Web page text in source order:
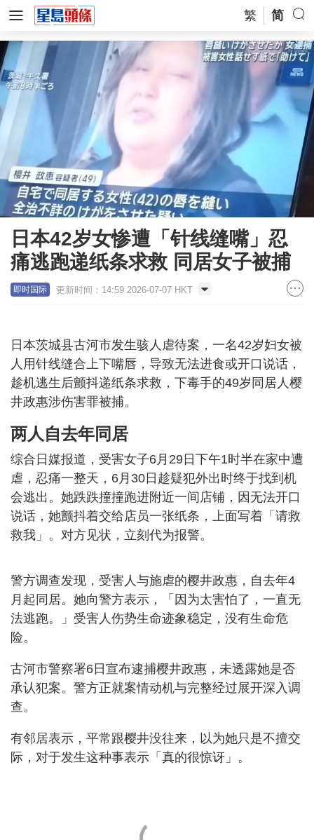
繁 简
日本42岁女惨遭「针线缝嘴」忍
痛逃跑递纸条求救 同居女子被捕
即时国际 更新时间：14:59 2026-07-07 HKT
日本茨城县古河市发生骇人虐待案，一名42岁妇女被
人用针线缝合上下嘴唇，导致无法进食或开口说话，
趁机逃生后颤抖递纸条求救，下毒手的49岁同居人樱
井政惠涉伤害罪被捕。
两人自去年同居
综合日媒报道，受害女子6月29日下午1时半在家中遭
虐，忍痛一整天，6月30日趁疑犯外出时终于找到机
会逃出。她跌跌撞撞跑进附近一间店铺，因无法开口
说话，她颤抖着交给店员一张纸条，上面写着「请救
救我」。对方见状，立刻代为报警。
警方调查发现，受害人与施虐的樱井政惠，自去年4
月起同居。她向警方表示，「因为太害怕了，一直无
法逃跑。」受害人伤势生命迹象稳定，没有生命危
险。
古河市警察署6日宣布逮捕樱井政惠，未透露她是否
承认犯案。警方正就案情动机与完整经过展开深入调
查。
有邻居表示，平常跟樱井没往来，以为她只是不擅交
际，对于发生这种事表示「真的很惊讶」。